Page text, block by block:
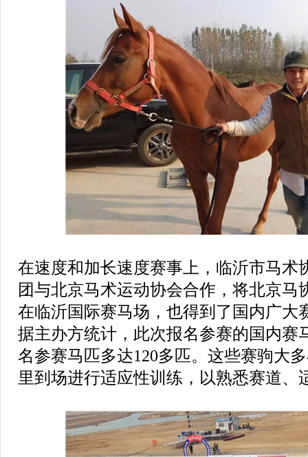
在速度和加长速度赛事上，临沂市马术
团与北京马术运动协会合作，将北京马
在临沂国际赛马场，也得到了国内广大
据主办方统计，此次报名参赛的国内赛
名参赛马匹多达120多匹。这些赛驹大
里到场进行适应性训练，以熟悉赛道、